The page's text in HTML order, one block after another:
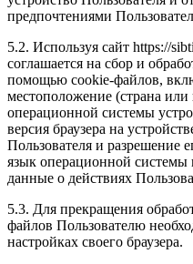
предпочтениями
5.2. Используя сайт https://
соглашается на сбор и
помощью cookie-файлов,
местоположение (страна
операционной системы
версия браузера на
Пользователя и разрешение
язык операционной системы
данные о действиях
5.3. Для прекращения
файлов Пользователю
настройках своего браузера.